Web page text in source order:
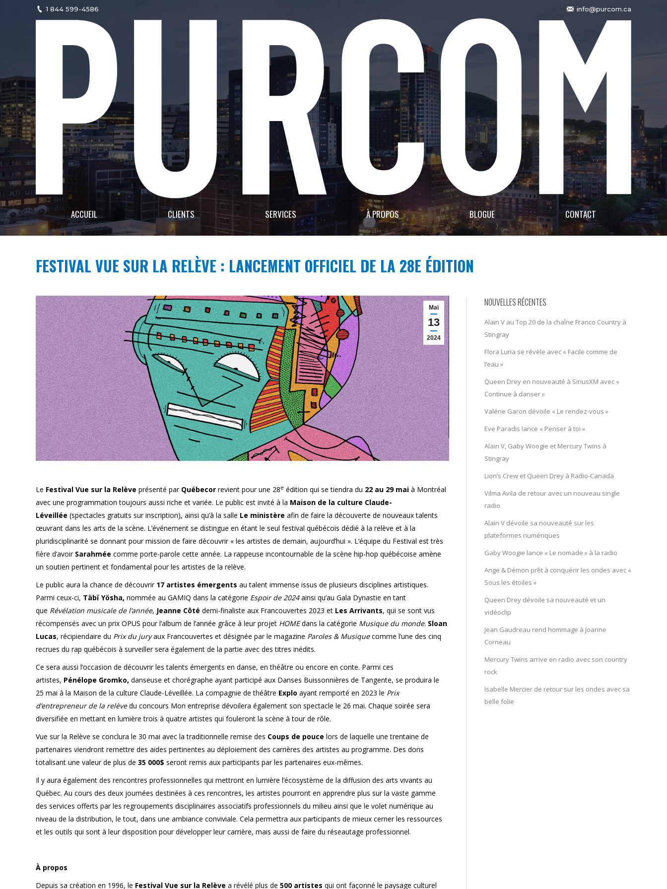
1 844 599-4586 info@purcom.ca
ACCUEIL CLIENTS SERVICES À PROPOS BLOGUE CONTACT
FESTIVAL VUE SUR LA RELÈVE : LANCEMENT OFFICIEL DE LA 28E ÉDITION
Mai
13
2024
Le Festival Vue sur la Relève présenté parQuébecor revient pour une 28e édition qui se tiendra du 22 au 29 mai à Montréal
avec une programmation toujours aussi riche et variée. Le public est invité à la Maison de la culture Claude-
Léveillée (spectacles gratuits sur inscription), ainsi qu’à la salle Le ministère afin de faire la découverte de nouveaux talents
œuvrant dans les arts de la scène. L’événement se distingue en étant le seul festival québécois dédié à la relève et à la
pluridisciplinarité se donnant pour mission de faire découvrir « les artistes de demain, aujourd’hui ». L’équipe du Festival est très
fière d’avoir Sarahmée comme porte-parole cette année. La rappeuse incontournable de la scène hip-hop québécoise amène
un soutien pertinent et fondamental pour les artistes de la relève.
Le public aura la chance de découvrir 17 artistes émergents au talent immense issus de plusieurs disciplines artistiques.
Parmi ceux-ci, Täbï Yösha, nommée au GAMIQ dans la catégorie Espoir de 2024ainsi qu’au Gala Dynastie en tant
que Révélation musicale de l’année, Jeanne Côté demi-finaliste aux Francouvertes 2023 et Les Arrivants, qui se sont vus
récompensés avec un prix OPUS pour l’album de l’année grâce à leur projet HOMEdans la catégorie Musique du monde. Sloan
Lucas, récipiendaire du Prix du juryaux Francouvertes et désignée par le magazine Paroles & Musiquecomme l’une des cinq
recrues du rap québécois à surveiller sera également de la partie avec des titres inédits.
Ce sera aussi l’occasion de découvrir les talents émergents en danse, en théâtre ou encore en conte. Parmi ces
artistes, Pénélope Gromko, danseuse et chorégraphe ayant participé aux Danses Buissonnières de Tangente, se produira le
25 mai à la Maison de la culture Claude-Léveillée. La compagnie de théâtre Explo ayant remporté en 2023 le Prix
d’entrepreneur de la relèvedu concours Mon entreprise dévoilera également son spectacle le 26 mai. Chaque soirée sera
diversifiée en mettant en lumière trois à quatre artistes qui fouleront la scène à tour de rôle.
Vue sur la Relève se conclura le 30 mai avec la traditionnelle remise des Coups de pouce lors de laquelle une trentaine de
partenaires viendront remettre des aides pertinentes au déploiement des carrières des artistes au programme. Des dons
totalisant une valeur de plus de 35 000$ seront remis aux participants par les partenaires eux-mêmes.
Il y aura également des rencontres professionnelles qui mettront en lumière l’écosystème de la diffusion des arts vivants au
Québec. Au cours des deux journées destinées à ces rencontres, les artistes pourront en apprendre plus sur la vaste gamme
des services offerts par les regroupements disciplinaires associatifs professionnels du milieu ainsi que le volet numérique au
niveau de la distribution, le tout, dans une ambiance conviviale. Cela permettra aux participants de mieux cerner les ressources
et les outils qui sont à leur disposition pour développer leur carrière, mais aussi de faire du réseautage professionnel.
À propos
Depuis sa création en 1996, le Festival Vue sur la Relève a révélé plus de 500 artistes qui ont façonné le paysage culturel
NOUVELLES RÉCENTES
Alain V au Top 20 de la chaîne Franco Country à
Stingray
Flora Luna se révèle avec « Facile comme de
l’eau »
Queen Drey en nouveauté à SiriusXM avec «
Continue à danser »
Valérie Garon dévoile « Le rendez-vous »
Eve Paradis lance « Penser à toi »
Alain V, Gaby Woogie et Mercury Twïns à
Stingray
Lion’s Crew et Queen Drey à Radio-Canada
Vilma Avila de retour avec un nouveau single
radio
Alain V dévoile sa nouveauté sur les
plateformes numériques
Gaby Woogie lance « Le nomade » à la radio
Ange & Démon prêt à conquérir les ondes avec «
Sous les étoiles »
Queen Drey dévoile sa nouveauté et un
vidéoclip
Jean Gaudreau rend hommage à Joanne
Corneau
Mercury Twïns arrive en radio avec son country
rock
Isabelle Mercier de retour sur les ondes avec sa
belle folie